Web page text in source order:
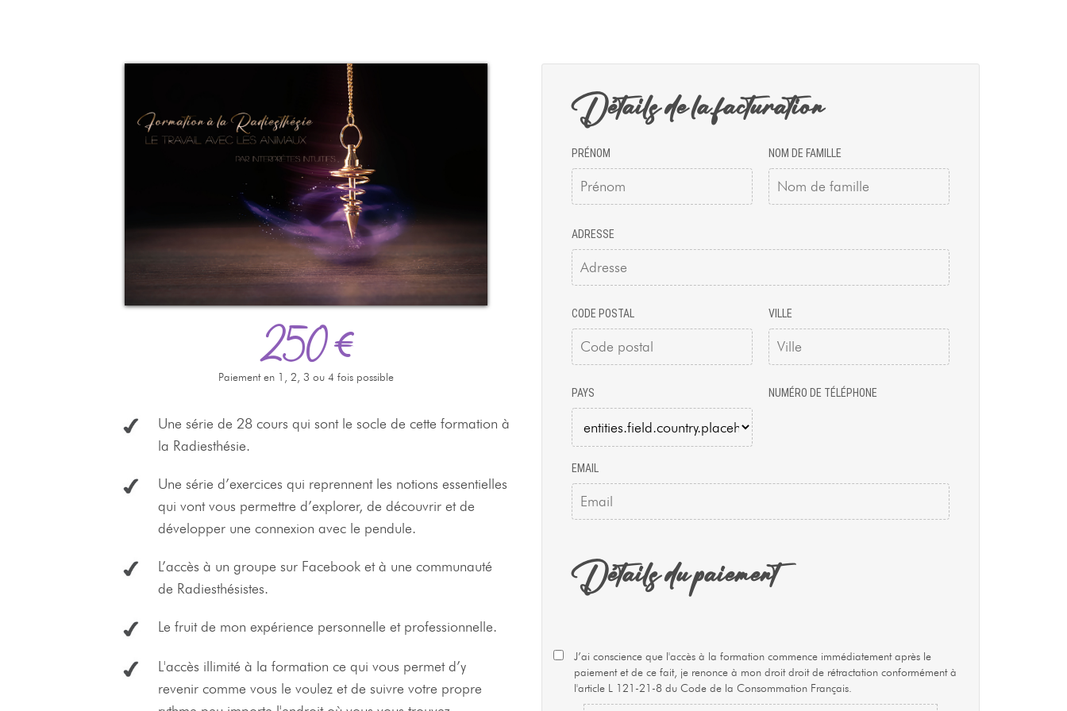
250 €
Paiement en 1, 2, 3 ou 4 fois possible
Une série de 28 cours qui sont le socle de cette formation à
la Radiesthésie.
Une série d’exercices qui reprennent les notions essentielles
qui vont vous permettre d’explorer, de découvrir et de
développer une connexion avec le pendule.
L’accès à un groupe sur Facebook et à une communauté
de Radiesthésistes.
Le fruit de mon expérience personnelle et professionnelle.
L'accès illimité à la formation ce qui vous permet d’y
revenir comme vous le voulez et de suivre votre propre
Détails de la facturation
PRÉNOM NOM DE FAMILLE
ADRESSE
CODE POSTAL VILLE
PAYS NUMÉRO DE TÉLÉPHONE
EMAIL
Détails du paiement
J’ai conscience que l'accès à la formation commence immédiatement après le
paiement et de ce fait, je renonce à mon droit droit de rétractation conformément à
l'article L 121-21-8 du Code de la Consommation Français.